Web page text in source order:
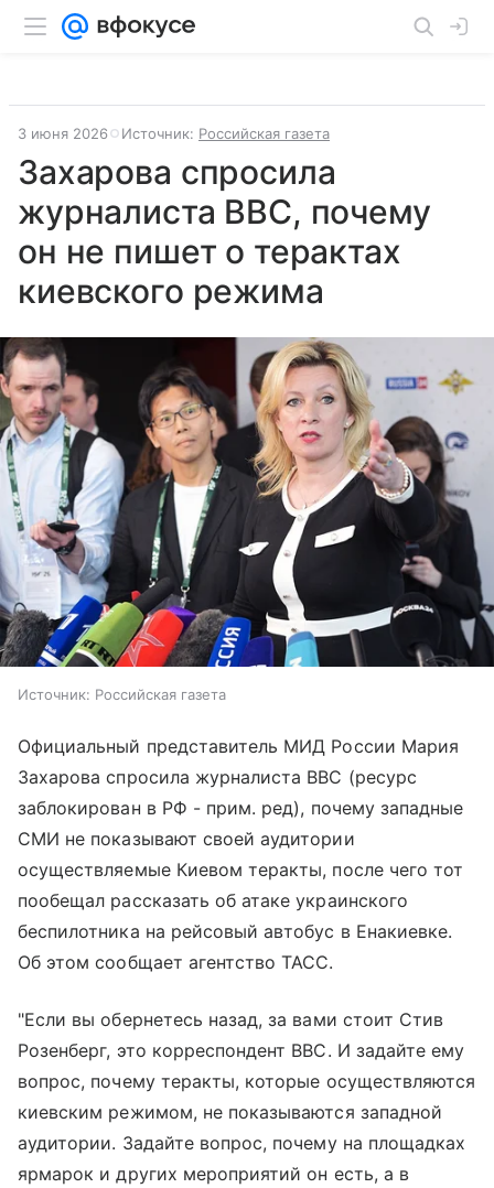
3 июня 2026 Источник: Российская газета
Захарова спросила
журналиста BBC, почему
он не пишет о терактах
киевского режима
Источник: Российская газета
Официальный представитель МИД России Мария
Захарова спросила журналиста BBC (ресурс
заблокирован в РФ - прим. ред), почему западные
СМИ не показывают своей аудитории
осуществляемые Киевом теракты, после чего тот
пообещал рассказать об атаке украинского
беспилотника на рейсовый автобус в Енакиевке.
Об этом сообщает агентство ТАСС.
"Если вы обернетесь назад, за вами стоит Стив
Розенберг, это корреспондент BBC. И задайте ему
вопрос, почему теракты, которые осуществляются
киевским режимом, не показываются западной
аудитории. Задайте вопрос, почему на площадках
ярмарок и других мероприятий он есть, а в